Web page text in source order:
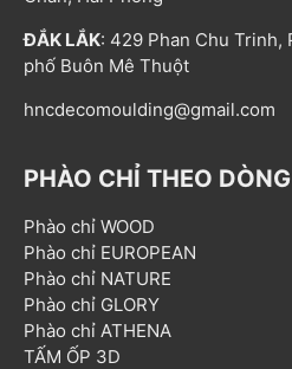
ĐẮK LẮK: 429 Phan Chu Trinh,
phố Buôn Mê Thuột
hncdecomoulding@gmail.com
PHÀO CHỈ THEO DÒNG
Phào chỉ WOOD
Phào chỉ EUROPEAN
Phào chỉ NATURE
Phào chỉ GLORY
Phào chỉ ATHENA
TẤM ỐP 3D